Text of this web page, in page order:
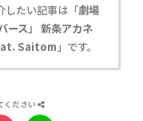
したい記事は「劇場
ース』 新条アカネ
Saitom 」です。
ください